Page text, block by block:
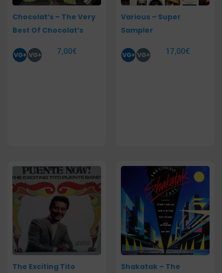
Chocolat’s – The Very
Best Of Chocolat’s
7,00€
Various – Super
Sampler
17,00€
The Exciting Tito
Shakatak – The